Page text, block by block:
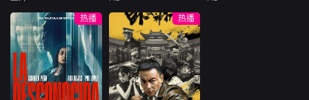
郎……天下熙熙皆
为利来，各方势力
闻风入局，抢镖厮
杀接连上演……
维度。此外，潘多
拉的全新领域也即
将揭晓
布雷特·戈德斯坦
贝蒂·吉尔平
洛佩兹饰演的航空
公司 和戈德斯坦饰
演的律师因职业合
作的契机发展出了
阿德莱恩·鲁道夫
杰西卡·麦克娜美
过气好莱坞演
员强尼·凯奇（卡尔·
厄本饰）被意外选
中，加入一场决定
热播
热播